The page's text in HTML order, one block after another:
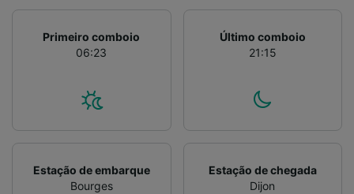
Primeiro comboio
06:23
Último comboio
21:15
Estação de embarque
Bourges
Estação de chegada
Dijon